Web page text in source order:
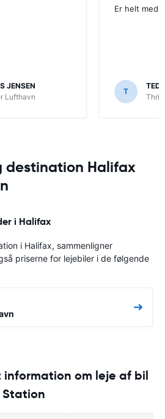
JENSEN
Lufthavn
Er helt med
T
destination Halifax
i Halifax
i Halifax, sammenligner
priserne for lejebiler i de følgende
om leje af bil
Station